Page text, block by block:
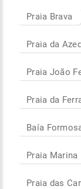
Praia Brava
Praia da
Praia João
Praia da
Baía
Praia Marina
Praia das